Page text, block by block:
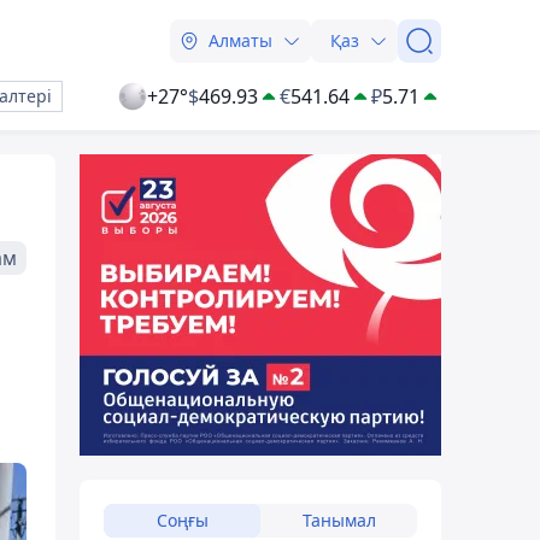
Алматы Қаз
+27°$469.93 €541.64 ₽5.71
Соңғы Танымал